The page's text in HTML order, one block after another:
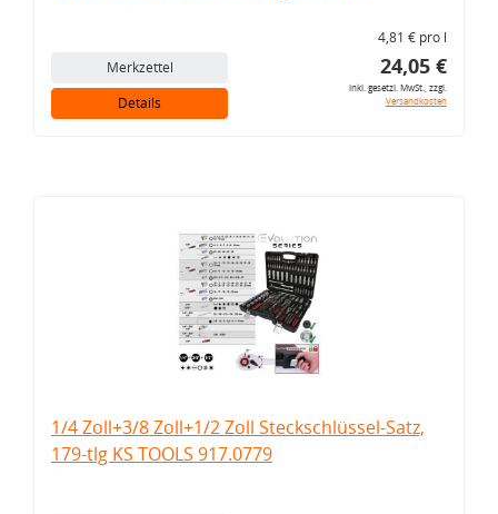
Merkzettel
Details
4,81 € pro l
24,05 €
inkl. gesetzl. MwSt., zzgl.
Versandkosten
1/4 Zoll+3/8 Zoll+1/2 Zoll Steckschlüssel-Satz,
179-tlg KS TOOLS 917.0779